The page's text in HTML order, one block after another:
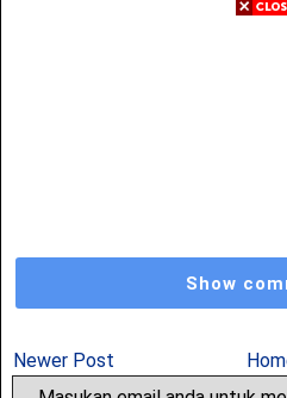
Show
Newer Post